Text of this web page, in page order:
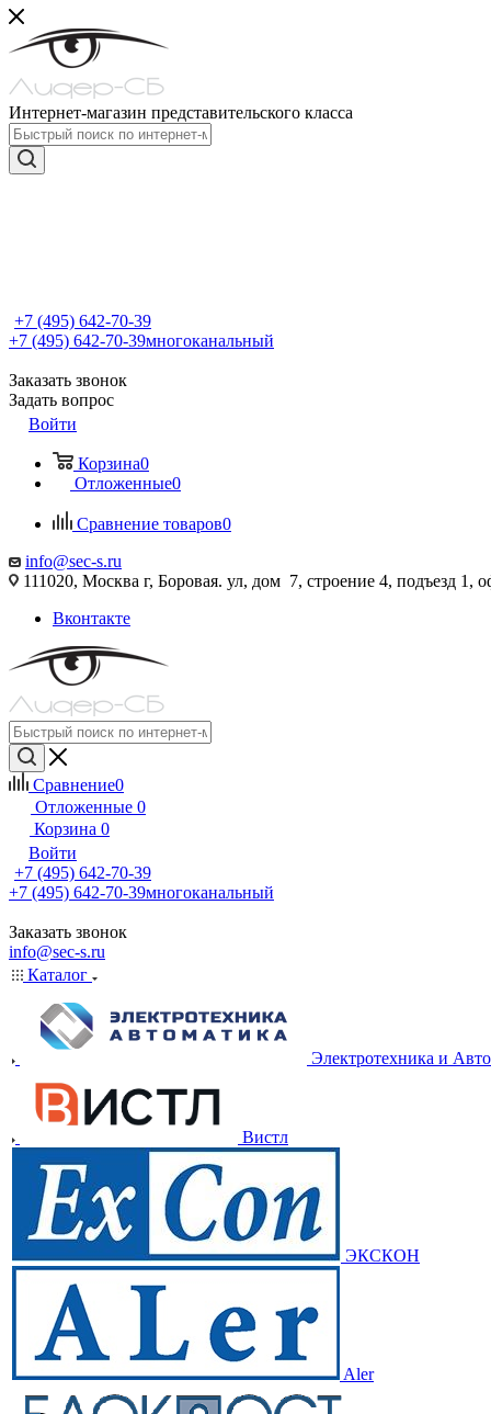
Интернет-магазин представительского класса
+7 (495) 642-70-39
+7 (495) 642-70-39многоканальный
Заказать звонок
Задать вопрос
Войти
Корзина0
Отложенные0
Сравнение товаров0
info@sec-s.ru
111020, Москва г, Боровая. ул, дом 7, строение 4, подъезд 1,
Вконтакте
Сравнение0
Отложенные 0
Корзина 0
Войти
+7 (495) 642-70-39
+7 (495) 642-70-39многоканальный
Заказать звонок
info@sec-s.ru
Каталог
Электротехника и
Вистл
ЭКСКОН
Aler